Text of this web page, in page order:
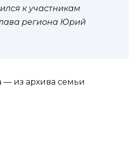
к участникам
региона Юрий
из архива семьи